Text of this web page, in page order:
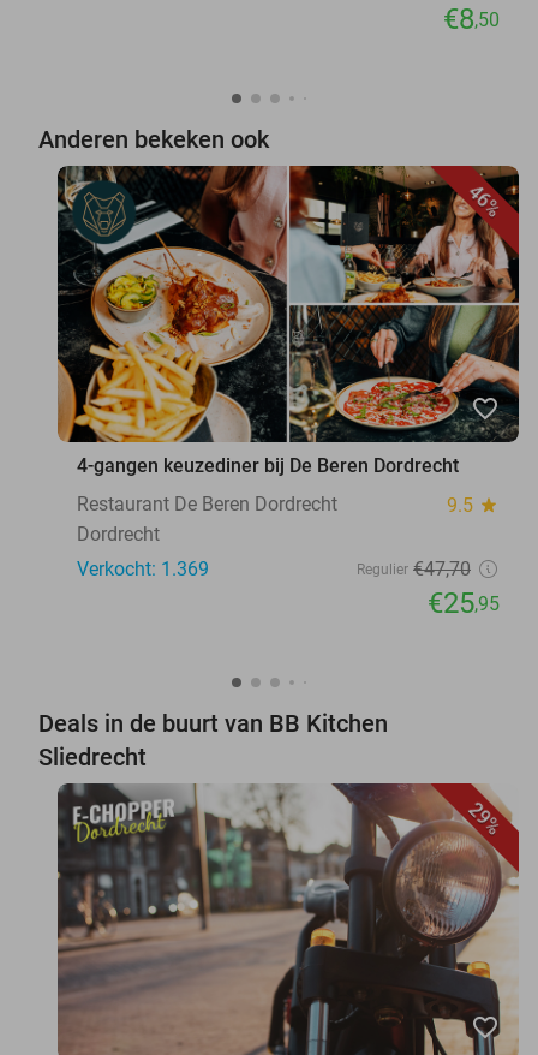
€8,50
Anderen bekeken ook
46%
favorite_border
4-gangen keuzediner bij De Beren Dordrecht
Restaurant De Beren Dordrecht
9.5 star
Dordrecht
Verkocht: 1.369
Regulier €47,70
€25,95
Deals in de buurt van BB Kitchen
Sliedrecht
29%
favorite_border